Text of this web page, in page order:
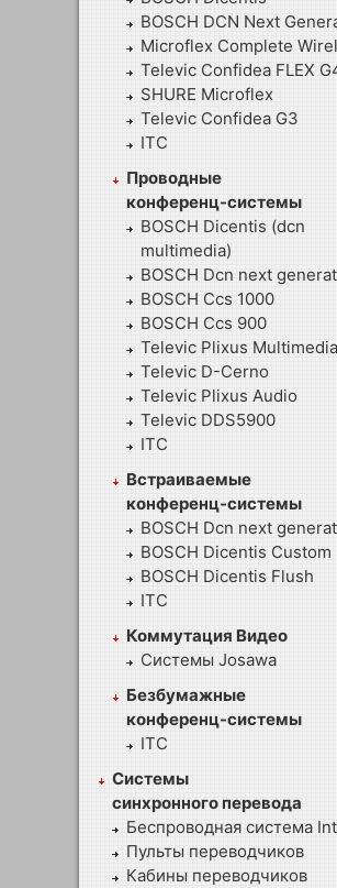
BOSCH DCN Next
Microflex Complete
Televic Confidea FLEX
SHURE Microflex
Televic Confidea G3
ITC
Проводные
конференц-системы
BOSCH Dicentis (dcn
multimedia)
BOSCH Dcn next
BOSCH Ccs 1000
BOSCH Ccs 900
Televic Plixus Multimedia
Televic D-Cerno
Televic Plixus Audio
Televic DDS5900
ITC
Встраиваемые
конференц-системы
BOSCH Dcn next
BOSCH Dicentis Custom
BOSCH Dicentis Flush
ITC
Коммутация Видео
Системы Josawa
Безбумажные
конференц-системы
ITC
Системы
синхронного перевода
Беспроводная система
Пульты переводчиков
Кабины переводчиков